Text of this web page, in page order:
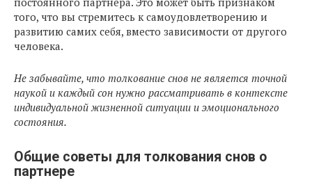
того, что вы стремитесь к самоудовлетворению и
развитию самих себя, вместо зависимости от другого
человека.
Не забывайте, что толкование снов не является точной
наукой и каждый сон нужно рассматривать в контексте
индивидуальной жизненной ситуации и эмоционального
состояния.
Общие советы для толкования снов о
партнере